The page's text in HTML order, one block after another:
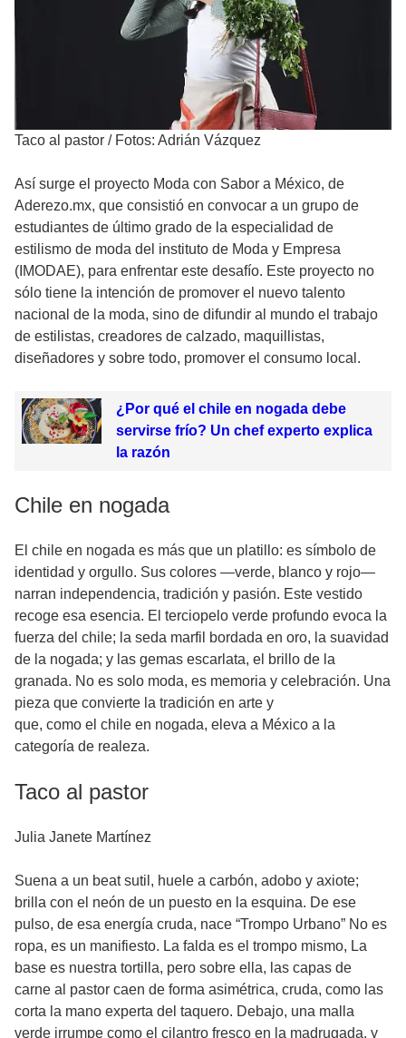
Taco al pastor / Fotos: Adrián Vázquez
Así surge el proyecto Moda con Sabor a México, de
Aderezo.mx, que consistió en convocar a un grupo de
estudiantes de último grado de la especialidad de
estilismo de moda del instituto de Moda y Empresa
(IMODAE), para enfrentar este desafío. Este proyecto no
sólo tiene la intención de promover el nuevo talento
nacional de la moda, sino de difundir al mundo el trabajo
de estilistas, creadores de calzado, maquillistas,
diseñadores y sobre todo, promover el consumo local.
¿Por qué el chile en nogada debe
servirse frío? Un chef experto explica
la razón
Chile en nogada
El chile en nogada es más que un platillo: es símbolo de
identidad y orgullo. Sus colores —verde, blanco y rojo—
narran independencia, tradición y pasión. Este vestido
recoge esa esencia. El terciopelo verde profundo evoca la
fuerza del chile; la seda marfil bordada en oro, la suavidad
de la nogada; y las gemas escarlata, el brillo de la
granada. No es solo moda, es memoria y celebración. Una
pieza que convierte la tradición en arte y
que, como el chile en nogada, eleva a México a la
categoría de realeza.
Taco al pastor
Julia Janete Martínez
Suena a un beat sutil, huele a carbón, adobo y axiote;
brilla con el neón de un puesto en la esquina. De ese
pulso, de esa energía cruda, nace “Trompo Urbano” No es
ropa, es un manifiesto. La falda es el trompo mismo, La
base es nuestra tortilla, pero sobre ella, las capas de
carne al pastor caen de forma asimétrica, cruda, como las
corta la mano experta del taquero. Debajo, una malla
verde irrumpe como el cilantro fresco en la madrugada, y